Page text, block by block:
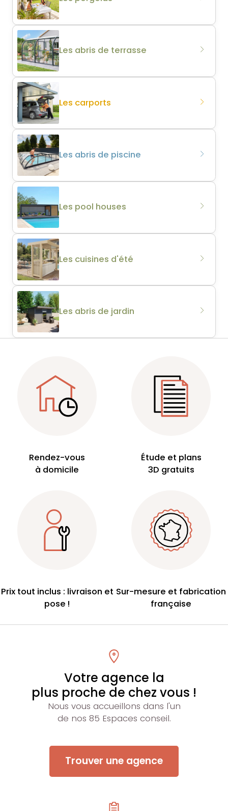
Les abris de terrasse
Les carports
Les abris de piscine
Les pool houses
Les cuisines d'été
Les abris de jardin
Rendez-vous
à domicile
Étude et plans
3D gratuits
Prix tout inclus : livraison et
pose !
Sur-mesure et fabrication
française
Votre agence la
plus proche de chez vous !
Nous vous accueillons dans l'un
de nos 85 Espaces conseil.
Trouver une agence